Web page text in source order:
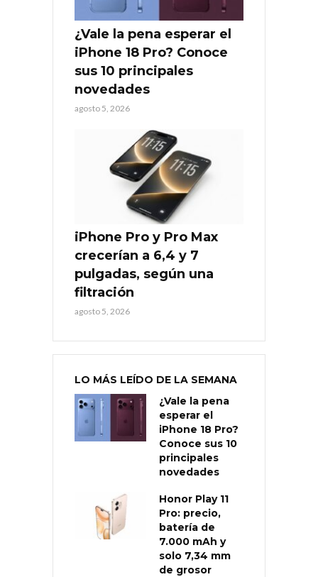
¿Vale la pena esperar el
iPhone 18 Pro? Conoce
sus 10 principales
novedades
agosto 5, 2026
iPhone Pro y Pro Max
crecerían a 6,4 y 7
pulgadas, según una
filtración
agosto 5, 2026
LO MÁS LEÍDO DE LA SEMANA
¿Vale la pena
esperar el
iPhone 18 Pro?
Conoce sus 10
principales
novedades
Honor Play 11
Pro: precio,
batería de
7.000 mAh y
solo 7,34 mm
de grosor